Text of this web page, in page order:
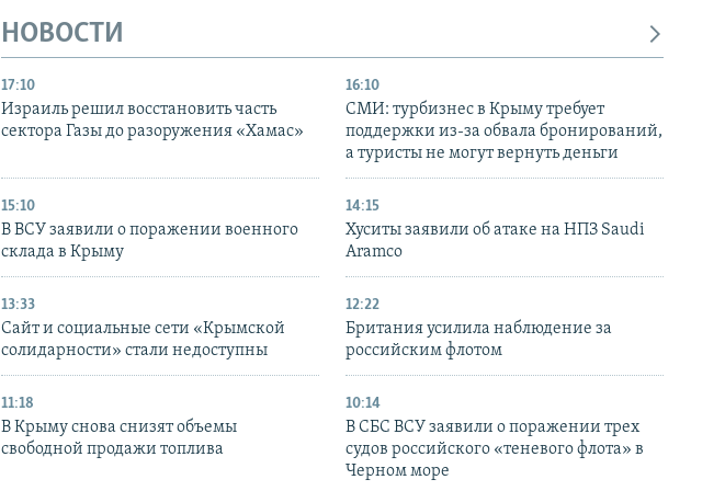
НОВОСТИ
17:10
Израиль решил восстановить часть
сектора Газы до разоружения «Хамас»
16:10
СМИ: турбизнес в Крыму требует
поддержки из-за обвала бронирований,
а туристы не могут вернуть деньги
15:10
В ВСУ заявили о поражении военного
склада в Крыму
14:15
Хуситы заявили об атаке на НПЗ Saudi
Aramco
13:33
Сайт и социальные сети «Крымской
солидарности» стали недоступны
12:22
Британия усилила наблюдение за
российским флотом
11:18
В Крыму снова снизят объемы
свободной продажи топлива
10:14
В СБС ВСУ заявили о поражении трех
судов российского «теневого флота» в
Черном море